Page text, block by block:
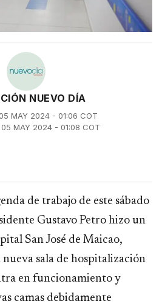
NUEVO DÍA
MAY 2024 - 01:06 COT
MAY 2024 - 01:08 COT
de trabajo de este sábado
Gustavo Petro hizo un
San José de Maicao,
sala de hospitalización
en funcionamiento y
camas debidamente